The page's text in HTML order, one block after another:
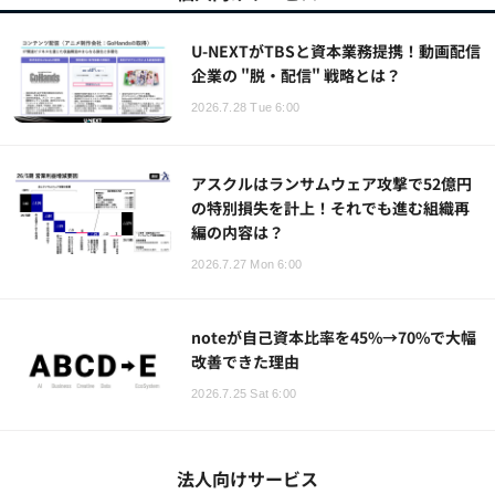
U-NEXTがTBSと資本業務提携！動画配信
企業の "脱・配信" 戦略とは？
2026.7.28 Tue 6:00
アスクルはランサムウェア攻撃で52億円
の特別損失を計上！それでも進む組織再
編の内容は？
2026.7.27 Mon 6:00
noteが自己資本比率を45%→70%で大幅
改善できた理由
2026.7.25 Sat 6:00
法人向けサービス